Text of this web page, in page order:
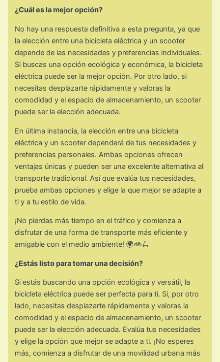
¿Cuál es la mejor opción?
No hay una respuesta definitiva a esta pregunta, ya que
la elección entre una bicicleta eléctrica y un scooter
depende de las necesidades y preferencias individuales.
Si buscas una opción ecológica y económica, la bicicleta
eléctrica puede ser la mejor opción. Por otro lado, si
necesitas desplazarte rápidamente y valoras la
comodidad y el espacio de almacenamiento, un scooter
puede ser la elección adecuada.
En última instancia, la elección entre una bicicleta
eléctrica y un scooter dependerá de tus necesidades y
preferencias personales. Ambas opciones ofrecen
ventajas únicas y pueden ser una excelente alternativa al
transporte tradicional. Así que evalúa tus necesidades,
prueba ambas opciones y elige la que mejor se adapte a
ti y a tu estilo de vida.
¡No pierdas más tiempo en el tráfico y comienza a
disfrutar de una forma de transporte más eficiente y
amigable con el medio ambiente! 🌍🚲🛴
¿Estás listo para tomar una decisión?
Si estás buscando una opción ecológica y versátil, la
bicicleta eléctrica puede ser perfecta para ti. Si, por otro
lado, necesitas desplazarte rápidamente y valoras la
comodidad y el espacio de almacenamiento, un scooter
puede ser la elección adecuada. Evalúa tus necesidades
y elige la opción que mejor se adapte a ti. ¡No esperes
más, comienza a disfrutar de una movilidad urbana más